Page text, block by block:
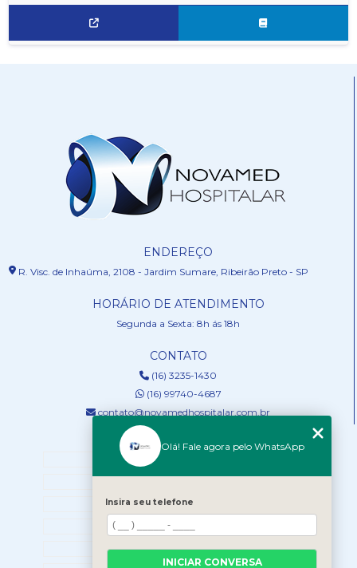
ENDEREÇO
R. Visc. de Inhaúma, 2108 - Jardim Sumare, Ribeirão Preto - SP
HORÁRIO DE ATENDIMENTO
Segunda a Sexta: 8h ás 18h
CONTATO
(16) 3235-1430
(16) 99740-4687
contato@novamedhospitalar.com.br
MENU
SERVIÇOS
NOSSOS PRODUTOS
BLOG
Olá! Fale agora pelo WhatsApp
Insira seu telefone
INICIAR CONVERSA